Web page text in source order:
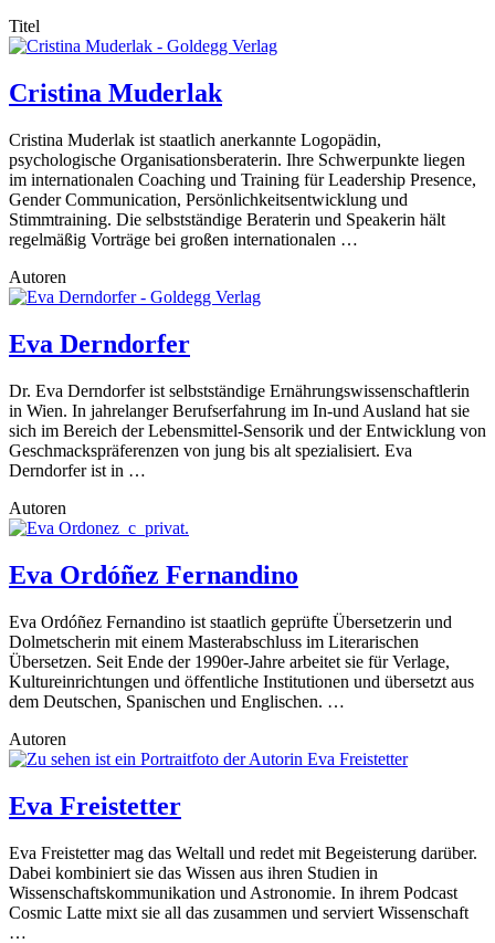
Titel
Cristina Muderlak
Cristina Muderlak ist staatlich anerkannte Logopädin,
psychologische Organisationsberaterin. Ihre Schwerpunkte liegen
im internationalen Coaching und Training für Leadership Presence,
Gender Communication, Persönlichkeitsentwicklung und
Stimmtraining. Die selbstständige Beraterin und Speakerin hält
regelmäßig Vorträge bei großen internationalen …
Autoren
Eva Derndorfer
Dr. Eva Derndorfer ist selbstständige Ernährungswissenschaftlerin
in Wien. In jahrelanger Berufserfahrung im In-und Ausland hat sie
sich im Bereich der Lebensmittel-Sensorik und der Entwicklung von
Geschmackspräferenzen von jung bis alt spezialisiert. Eva
Derndorfer ist in …
Autoren
Eva Ordóñez Fernandino
Eva Ordóñez Fernandino ist staatlich geprüfte Übersetzerin und
Dolmetscherin mit einem Masterabschluss im Literarischen
Übersetzen. Seit Ende der 1990er-Jahre arbeitet sie für Verlage,
Kultureinrichtungen und öffentliche Institutionen und übersetzt aus
dem Deutschen, Spanischen und Englischen. …
Autoren
Eva Freistetter
Eva Freistetter mag das Weltall und redet mit Begeisterung darüber.
Dabei kombiniert sie das Wissen aus ihren Studien in
Wissenschaftskommunikation und Astronomie. In ihrem Podcast
Cosmic Latte mixt sie all das zusammen und serviert Wissenschaft
…